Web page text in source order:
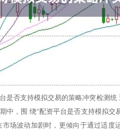
是否支持模拟交易的策略冲突检测
中，围 绕“配资平台是否支持模拟交
场波动加剧时，更倾向于通过适度